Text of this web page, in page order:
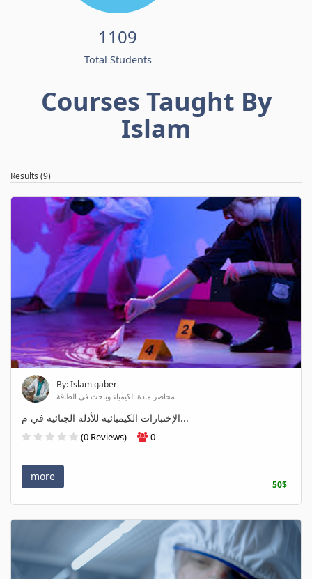
1109
Total Students
Courses Taught By
Islam
Results (9)
By: Islam gaber
محاضر مادة الكيمياء وباحث في الطاقة...
الإختبارات الكيميائية للأدلة الجنائية في م...
(0 Reviews) 0
more
50$